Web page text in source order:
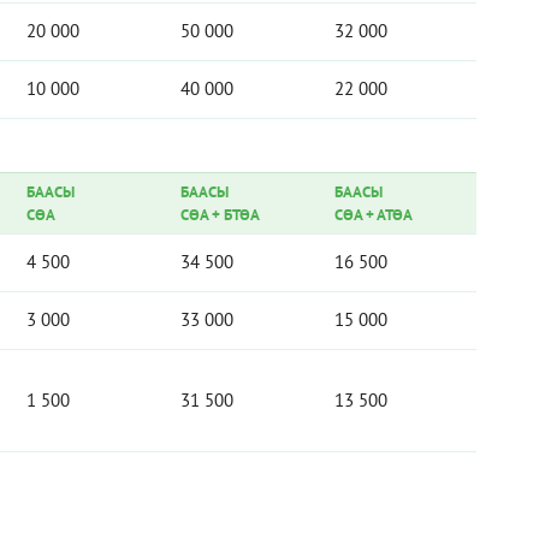
20 000 50 000 32 000
10 000 40 000 22 000
БААСЫ
СӨА
БААСЫ
СӨА+БТӨА
БААСЫ
СӨА+АТӨА
4 500 34 500 16 500
3 000 33 000 15 000
1 500 31 500 13 500